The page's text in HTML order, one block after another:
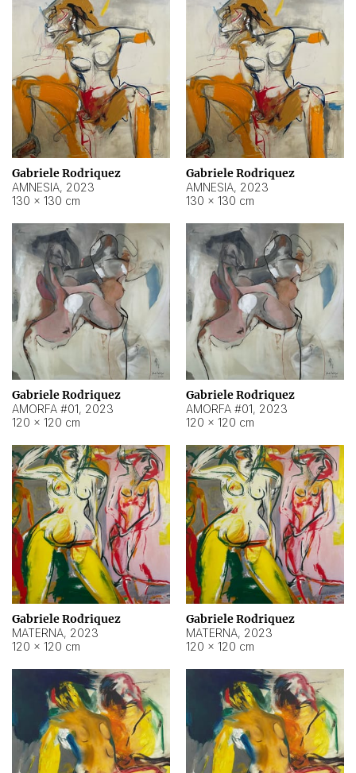
Gabriele Rodriquez
AMNESIA, 2023
130 × 130 cm
Gabriele Rodriquez
AMNESIA, 2023
130 × 130 cm
Gabriele Rodriquez
AMORFA #01, 2023
120 × 120 cm
Gabriele Rodriquez
AMORFA #01, 2023
120 × 120 cm
Gabriele Rodriquez
MATERNA, 2023
120 × 120 cm
Gabriele Rodriquez
MATERNA, 2023
120 × 120 cm